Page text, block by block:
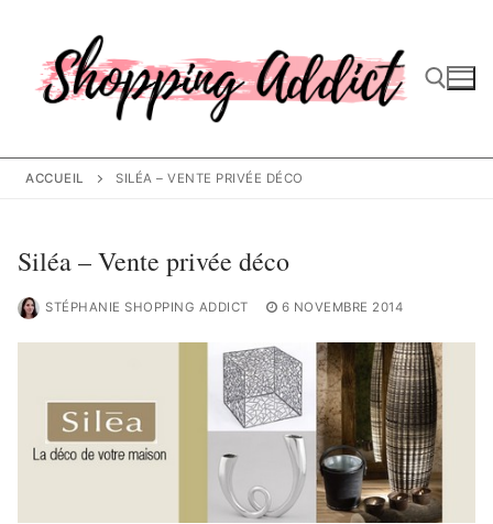
contenu
Rechercher :
ACCUEIL SILÉA – VENTE PRIVÉE DÉCO
Siléa – Vente privée déco
STÉPHANIE SHOPPING ADDICT 6 NOVEMBRE 2014